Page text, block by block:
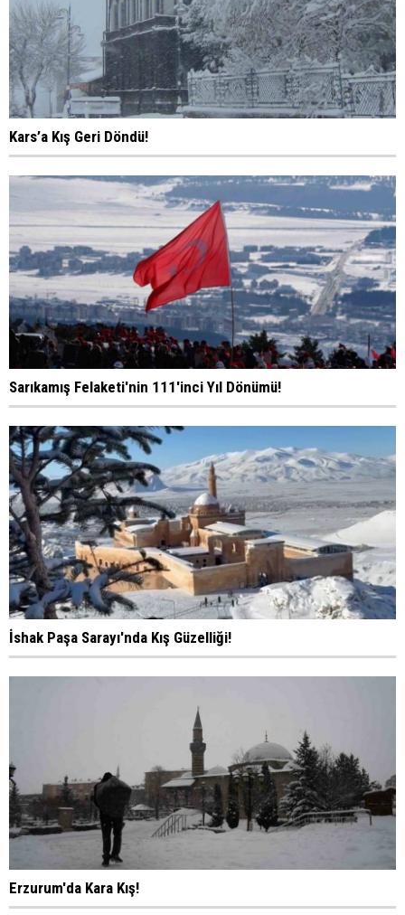
Kars’a Kış Geri Döndü!
Sarıkamış Felaketi'nin 111'inci Yıl Dönümü!
İshak Paşa Sarayı'nda Kış Güzelliği!
Erzurum'da Kara Kış!